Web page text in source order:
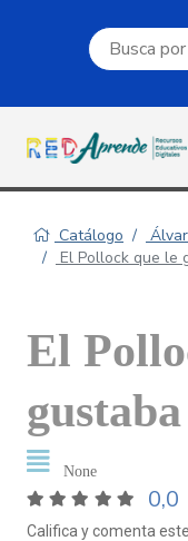
Campo de
Catálogo
El Pollock que le
El
None
0,0
Califica y comenta